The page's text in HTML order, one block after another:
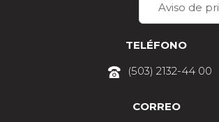
Aviso de
TELÉFONO
(503) 2132-44 00
CORREO